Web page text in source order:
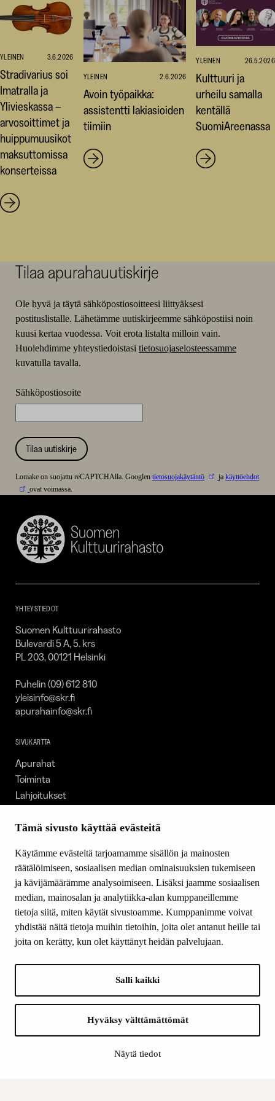
Tämä sivusto käyttää evästeitä
Käytämme evästeitä tarjoamamme sisällön ja mainosten
räätälöimiseen, sosiaalisen median ominaisuuksien tukemiseen
ja kävijämäärämme analysoimiseen. Lisäksi jaamme sosiaalisen
median, mainosalan ja analytiikka-alan kumppaneillemme
tietoja siitä, miten käytät sivustoamme. Kumppanimme voivat
yhdistää näitä tietoja muihin tietoihin, joita olet antanut heille tai
joita on kerätty, kun olet käyttänyt heidän palvelujaan.
Salli kaikki
Hyväksy välttämättömät
Näytä tiedot
YLEINEN 3.6.2026
Stradivarius soi
Imatralla ja
Ylivieskassa –
arvosoittimet ja
huippumuusikot
maksuttomissa
konserteissa
YLEINEN 2.6.2026
Avoin työpaikka:
assistentti lakiasioiden
tiimiin
YLEINEN 26.5.2026
Kulttuuri ja
urheilu samalla
kentällä
SuomiAreenassa
Tilaa apurahauutiskirje
Ole hyvä ja täytä sähköpostiosoitteesi liittyäksesi
postituslistalle. Lähetämme uutiskirjeemme sähköpostiisi noin
kuusi kertaa vuodessa. Voit erota listalta milloin vain.
Huolehdimme yhteystiedoistasi tietosuojaselosteessamme
kuvatulla tavalla.
Sähköpostiosoite
Tilaa uutiskirje
Lomake on suojattu reCAPTCHAlla. Googlen tietosuojakäytäntö jakäyttöehdot
ovat voimassa.
Suomen
Kulttuurirahasto
YHTEYSTIEDOT
Suomen Kulttuurirahasto
Bulevardi 5 A, 5. krs
PL 203, 00121 Helsinki
Puhelin (09) 612 810
yleisinfo@skr.fi
apurahainfo@skr.fi
SIVUKARTTA
Apurahat
Toiminta
Lahjoitukset
Ajankohtaista
Yhteystiedot
SEURAA MEITÄ
Facebook
Instagram
LinkedIn
Suomen Kulttuurirahasto: